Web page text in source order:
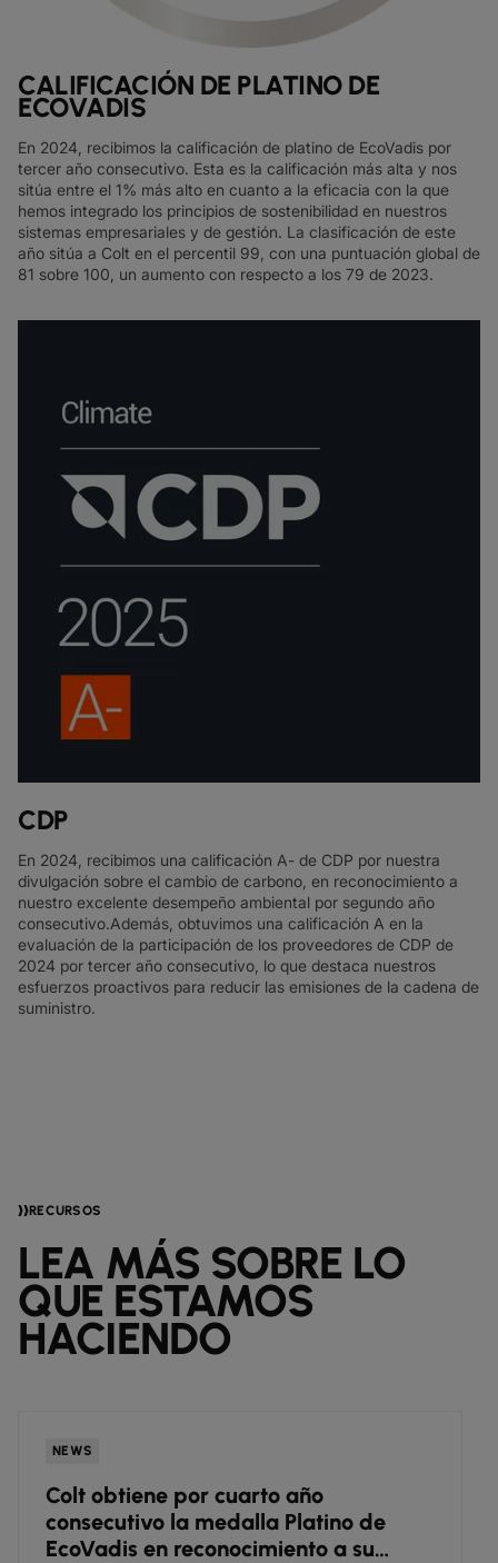
CALIFICACIÓN DE PLATINO DE
ECOVADIS
En 2024, recibimos la calificación de platino de EcoVadis por
tercer año consecutivo. Esta es la calificación más alta y nos
sitúa entre el 1% más alto en cuanto a la eficacia con la que
hemos integrado los principios de sostenibilidad en nuestros
sistemas empresariales y de gestión. La clasificación de este
año sitúa a Colt en el percentil 99, con una puntuación global de
81 sobre 100, un aumento con respecto a los 79 de 2023.
CDP
En 2024, recibimos una calificación A- de CDP por nuestra
divulgación sobre el cambio de carbono, en reconocimiento a
nuestro excelente desempeño ambiental por segundo año
consecutivo.Además, obtuvimos una calificación A en la
evaluación de la participación de los proveedores de CDP de
2024 por tercer año consecutivo, lo que destaca nuestros
esfuerzos proactivos para reducir las emisiones de la cadena de
suministro.
RECURSOS
LEA MÁS SOBRE LO
QUE ESTAMOS
HACIENDO
NEWS
Colt obtiene por cuarto año
consecutivo la medalla Platino de
EcoVadis en reconocimiento a su